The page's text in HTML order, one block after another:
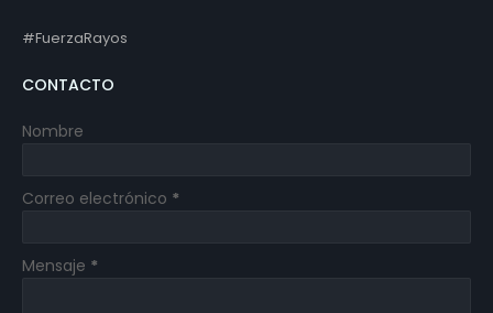
#FuerzaRayos
CONTACTO
Nombre
Correo electrónico *
Mensaje *